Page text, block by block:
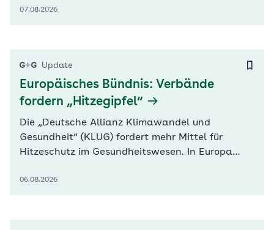
antimikrobielle Arzneimittel erfasst, die in der
07.08.2026
Update
Europäisches Bündnis: Verbände
fordern „Hitzegipfel“
Die „Deutsche Allianz Klimawandel und
Gesundheit“ (KLUG) fordert mehr Mittel für
Hitzeschutz im Gesundheitswesen. In Europa
Klimaanpassung in den Gesundheitsbereich,
06.08.2026